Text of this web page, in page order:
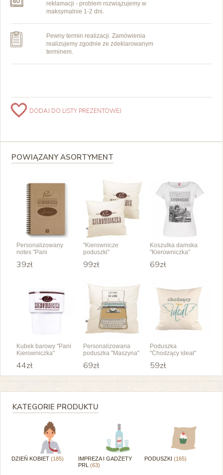
reklamacji - problem rozwiązujemy w
maksymalnie 1-2 dni.
Pewny termin realizacji. Zamówienia
realizujemy zgodnie ze zdeklarowanym
terminem.
DODAJ DO LISTY PREZENTOWEJ
POWIĄZANY ASORTYMENT
Personalizowany
notes "Pani
39zł
"Kierownicze
poduszki"
99zł
Koszulka damska
"Kierowniczka"
69zł
Kubek barowy "Pani
Kierowniczka"
44zł
Personalizowana
poduszka "Maszyna"
69zł
Poduszka
"Chodzący ideał"
59zł
KATEGORIE PRODUKTU
DZIEŃ KOBIET (185)
IMPREZA I GADŻETY
PRL (63)
PODUSZKI(165)